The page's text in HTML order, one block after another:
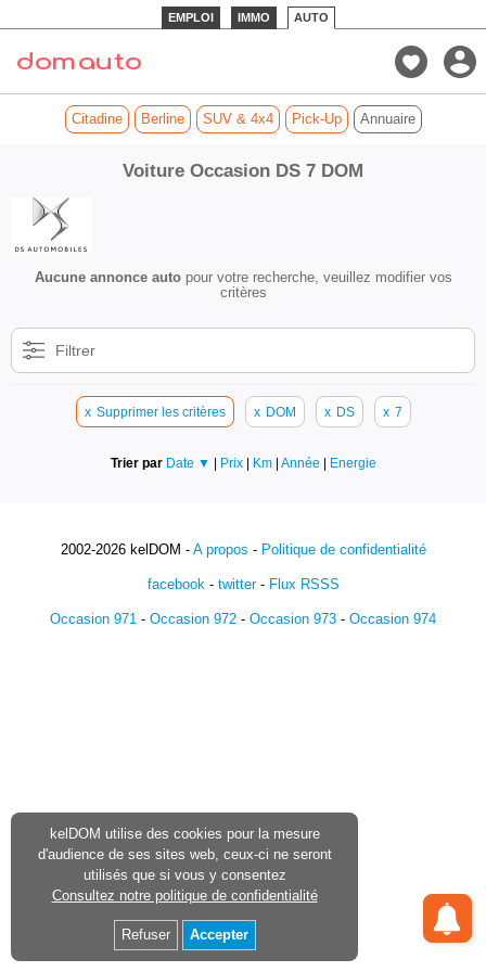
EMPLOI IMMO AUTO
Citadine Berline SUV & 4x4 Pick-Up Annuaire
Voiture Occasion DS 7 DOM
Aucune annonce autopour votre recherche, veuillez modifier vos
critères
Filtrer
x Supprimer les critères x DOM x DS x 7
Trier par Date ▼ | Prix | Km | Année | Energie
2002-2026 kelDOM - A propos - Politique de confidentialité
facebook- twitter- Flux RSSS
Occasion 971 - Occasion 972 - Occasion 973 - Occasion 974
kelDOM utilise des cookies pour la mesure
d'audience de ses sites web, ceux-ci ne seront
utilisés que si vous y consentez
Consultez notre politique de confidentialité
Refuser Accepter